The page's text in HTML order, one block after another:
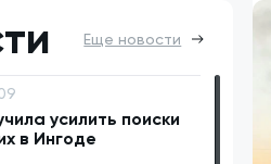
Еще новости
усилить поиски
в Ингоде